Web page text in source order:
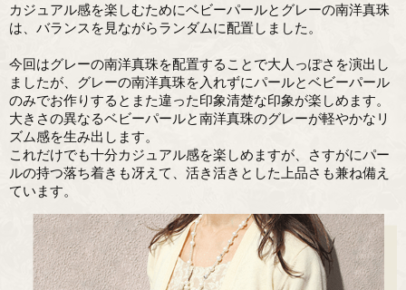
カジュアル感を楽しむためにベビーパールとグレーの南洋真珠
は、バランスを見ながらランダムに配置しました。
今回はグレーの南洋真珠を配置することで大人っぽさを演出し
ましたが、グレーの南洋真珠を入れずにパールとベビーパール
のみでお作りするとまた違った印象清楚な印象が楽しめます。
大きさの異なるベビーパールと南洋真珠のグレーが軽やかなリ
ズム感を生み出します。
これだけでも十分カジュアル感を楽しめますが、さすがにパー
ルの持つ落ち着きも冴えて、活き活きとした上品さも兼ね備え
ています。